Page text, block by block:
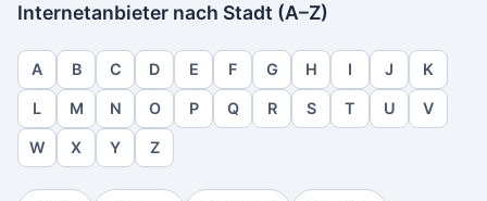
Internetanbieter nach Stadt (A–Z)
A B C D E F G H I J K
L M N O P Q R S T U V
W X Y Z